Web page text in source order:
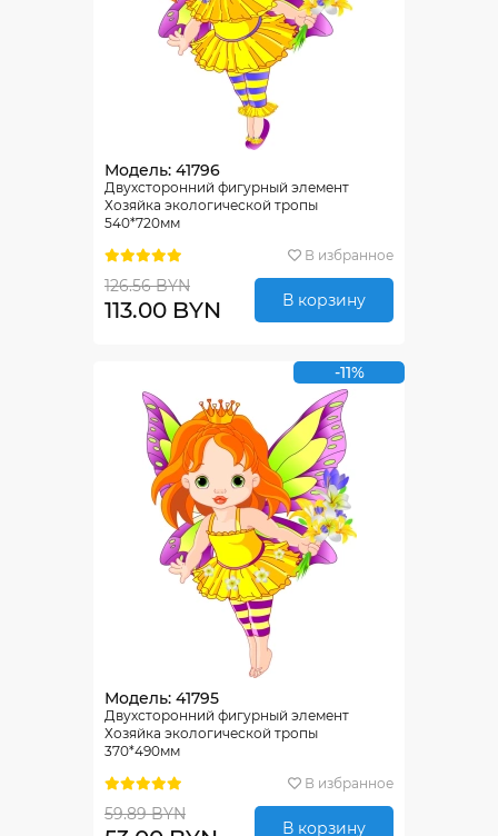
Модель: 41796
Двухсторонний фигурный элемент
Хозяйка экологической тропы
540*720мм
В избранное
126.56 BYN
113.00 BYN В корзину
-11%
Модель: 41795
Двухсторонний фигурный элемент
Хозяйка экологической тропы
370*490мм
В избранное
59.89 BYN
В корзину